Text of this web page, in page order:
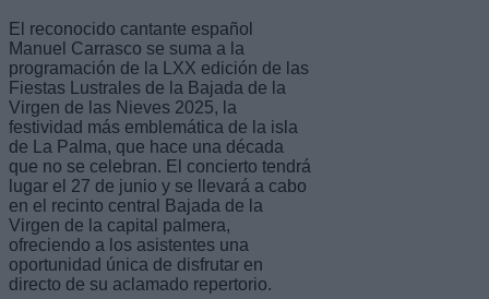
El reconocido cantante español
Manuel Carrasco se suma a la
programación de la LXX edición de las
Fiestas Lustrales de la Bajada de la
Virgen de las Nieves 2025, la
festividad más emblemática de la isla
de La Palma, que hace una década
que no se celebran. El concierto tendrá
lugar el 27 de junio y se llevará a cabo
en el recinto central Bajada de la
Virgen de la capital palmera,
ofreciendo a los asistentes una
oportunidad única de disfrutar en
directo de su aclamado repertorio.